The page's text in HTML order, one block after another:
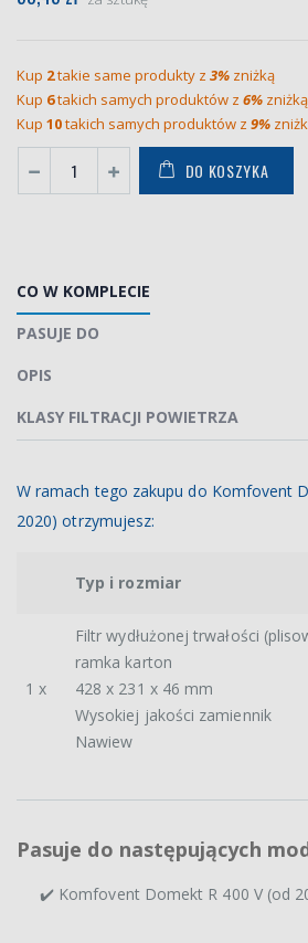
Kup 2takie same produkty z 3% zniżką
Kup 6takich samych produktów z 6% zniżką
Kup 10takich samych produktów z 9%
DO KOSZYKA
CO W KOMPLECIE
PASUJE DO
OPIS
KLASY FILTRACJI POWIETRZA
W ramach tego zakupu do Komfovent
2020) otrzymujesz:
Typ i rozmiar
1 x
Filtr wydłużonej trwałości
ramka karton
428 x 231 x 46 mm
Wysokiej jakości zamiennik
Nawiew
Pasuje do następujących
✔️ Komfovent Domekt R 400 V (od